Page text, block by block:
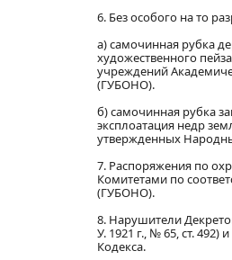
6. Без особого на то
а) самочинная рубка
художественного
учреждений
(ГУБОНО).
б) самочинная рубка
эксплоатация недр
утвержденных
7. Распоряжения по
Комитетами по
(ГУБОНО).
8. Нарушители
У. 1921 г., № 65, ст. 492)
Кодекса.